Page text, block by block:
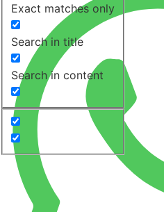
Exact matches only
Search in title
Search in content